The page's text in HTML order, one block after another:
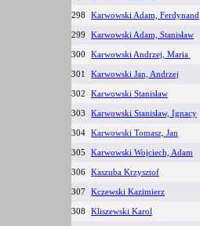
298 Karwowski Adam, Ferdynand
299 Karwowski Adam, Stanisław
300 Karwowski Andrzej, Maria
301 Karwowski Jan, Andrzej
302 Karwowski Stanisław
303 Karwowski Stanisław, Ignacy
304 Karwowski Tomasz, Jan
305 Karwowski Wojciech, Adam
306 Kaszuba Krzysztof
307 Kczewski Kazimierz
308 Kliszewski Karol